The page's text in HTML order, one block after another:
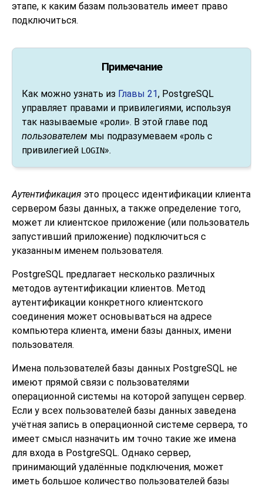
этапе, к каким базам пользователь имеет право
подключиться.
Примечание
Как можно узнать из Главы 21, PostgreSQL
управляет правами и привилегиями, используя
так называемые «роли». В этой главе под
пользователем мы подразумеваем «роль с
привилегией LOGIN».
Аутентификация это процесс идентификации клиента
сервером базы данных, а также определение того,
может ли клиентское приложение (или пользователь
запустивший приложение) подключиться с
указанным именем пользователя.
PostgreSQL предлагает несколько различных
методов аутентификации клиентов. Метод
аутентификации конкретного клиентского
соединения может основываться на адресе
компьютера клиента, имени базы данных, имени
пользователя.
Имена пользователей базы данных PostgreSQL не
имеют прямой связи с пользователями
операционной системы на которой запущен сервер.
Если у всех пользователей базы данных заведена
учётная запись в операционной системе сервера, то
имеет смысл назначить им точно такие же имена
для входа в PostgreSQL. Однако сервер,
принимающий удалённые подключения, может
иметь большое количество пользователей базы